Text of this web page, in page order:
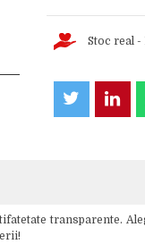
Stoc real
transparente.